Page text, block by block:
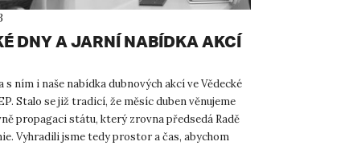
DNY A JARNÍ NABÍDKA AKCÍ
s ním i naše nabídka dubnových akcí ve Vědecké
Stalo se již tradicí, že měsíc duben věnujeme
propagaci státu, který zrovna předsedá Radě
Vyhradili jsme tedy prostor a čas, abychom